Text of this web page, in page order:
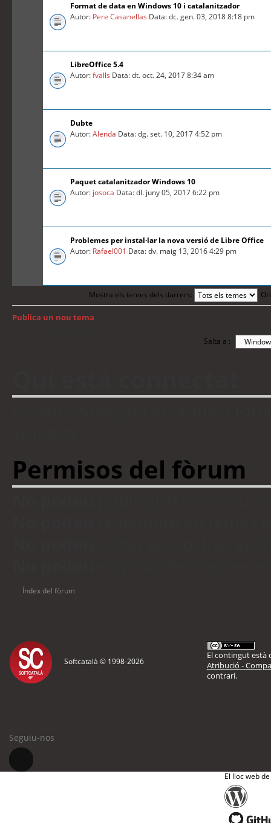
Format de data en Windows 10 i catalanitzador
Autor: Pere Casanellas Data: dc. gen. 03, 2018 8:18 pm
LibreOffice 5.4
Autor:fvalls Data: dt. oct. 24, 2017 8:34 am
Dubte
Autor:Alenda Data: dg. set. 10, 2017 4:52 pm
Paquet catalanitzador Windows 10
Autor: josoca Data: dl. juny 05, 2017 6:22 pm
Problemes per instal·lar la nova versió de Libre Office
Autor: Rafael001 Data: dv. maig 13, 2016 4:29 pm
Mostra els temes dels darrers:
Publica un nou tema
Salta a :
Permisos del fòrum
Índex del fòrum
Softcatalà © 1998-2026
El contingut està
Atribució -
contrari.
Seguiu-nos
El lloc web